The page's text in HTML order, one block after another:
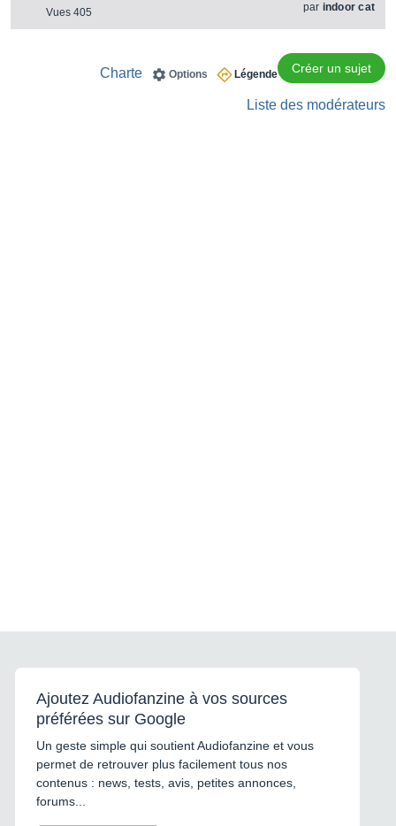
Vues 405
par indoor cat
Créer un sujet
Légende
Options
Charte
Liste des modérateurs
Ajoutez Audiofanzine à vos sources
préférées sur Google
Un geste simple qui soutient Audiofanzine et vous
permet de retrouver plus facilement tous nos
contenus : news, tests, avis, petites annonces,
forums...